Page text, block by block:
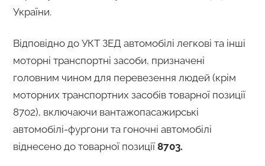
України.
Відповідно до УКТ ЗЕД автомобілі легкові та інші
моторні транспортні засоби, призначені
головним чином для перевезення людей (крім
моторних транспортних засобів товарної позиції
8702), включаючи вантажопасажирські
автомобілі-фургони та гоночні автомобілі
віднесено до товарної позиції 8703.